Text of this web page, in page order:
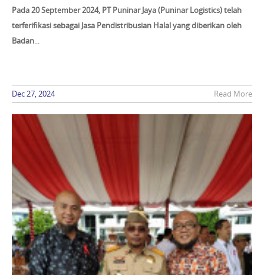
Pada 20 September 2024, PT Puninar Jaya (Puninar Logistics) telah
terferifikasi sebagai Jasa Pendistribusian Halalyang diberikan oleh
Badan...
Dec 27, 2024 Read More